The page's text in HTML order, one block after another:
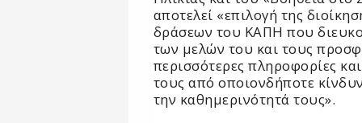
αποτελεί «επιλογή της
δράσεων του ΚΑΠΗ που
των μελών του και τους
περισσότερες πληροφορίες
τους από οποιονδήποτε
την καθημερινότητά τους».